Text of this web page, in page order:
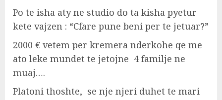
Po te isha aty ne studio do ta kisha pyetur
kete vajzen : “Cfare pune beni per te jetuar?”
2000 € vetem per kremera nderkohe qe me
ato leke mundet te jetojne 4 familje ne
muaj….
Platoni thoshte, se nje njeri duhet te mari